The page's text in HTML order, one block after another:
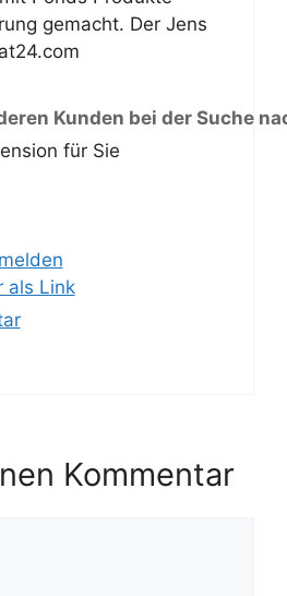
gemacht. Der Jens
Kunden bei der Suche
für Sie
als Link
Kommentar